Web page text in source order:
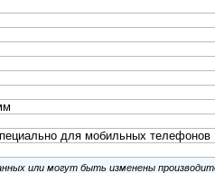
в корзину
C черный